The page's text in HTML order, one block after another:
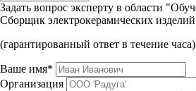
Задать вопрос эксперту в области
Сборщик электрокерамических
(гарантированный ответ в течение часа)
Ваше имя*
Организация